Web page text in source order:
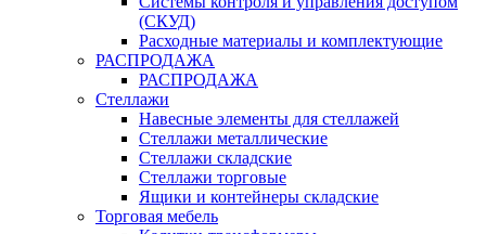
(СКУД)
Расходные материалы и комплектующие
РАСПРОДАЖА
РАСПРОДАЖА
Стеллажи
Навесные элементы для стеллажей
Стеллажи металлические
Стеллажи складские
Стеллажи торговые
Ящики и контейнеры складские
Торговая мебель